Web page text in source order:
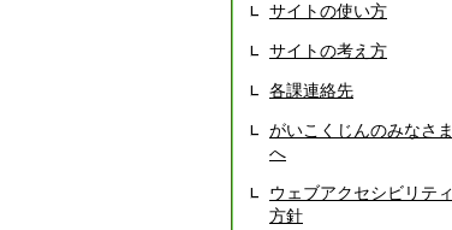
サイトの使い方
サイトの考え方
各課連絡先
がいこくじんのみなさま
へ
ウェブアクセシビリティ
方針